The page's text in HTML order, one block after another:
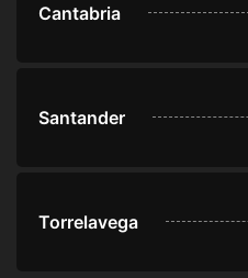
Cantabria
Santander
Torrelavega